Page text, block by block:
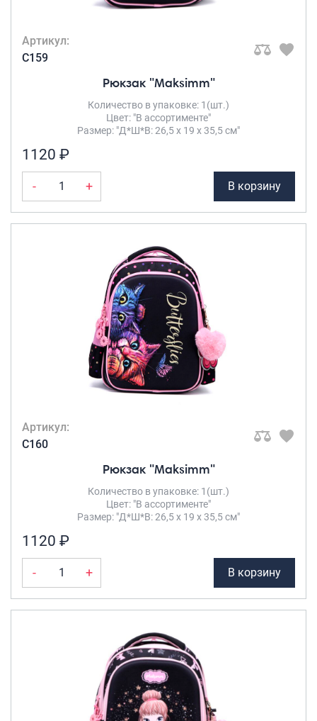
Артикул:
C159
Рюкзак "Maksimm"
Количество в упаковке: 1(шт.)
Цвет: "В ассортименте"
Размер: "Д*Ш*В: 26,5 х 19 х 35,5 см"
1120 ₽
- + В корзину
Артикул:
C160
Рюкзак "Maksimm"
Количество в упаковке: 1(шт.)
Цвет: "В ассортименте"
Размер: "Д*Ш*В: 26,5 х 19 х 35,5 см"
1120 ₽
- + В корзину